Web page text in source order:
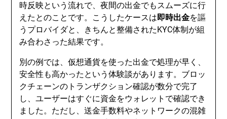
時反映という流れで、夜間の出金でもスムーズに行
えたとのことです。こうしたケースは即時出金を謳
うプロバイダと、きちんと整備されたKYC体制が組
み合わさった結果です。
別の例では、仮想通貨を使った出金で処理が早く、
安全性も高かったという体験談があります。ブロッ
クチェーンのトランザクション確認が数分で完了
し、ユーザーはすぐに資金をウォレットで確認でき
ました。ただし、送金手数料やネットワークの混雑